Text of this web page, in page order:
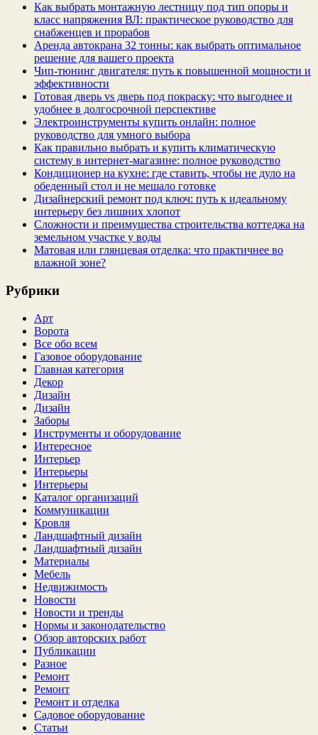
Как выбрать монтажную лестницу под тип опоры и
класс напряжения ВЛ: практическое руководство для
снабженцев и прорабов
Аренда автокрана 32 тонны: как выбрать оптимальное
решение для вашего проекта
Чип‑тюнинг двигателя: путь к повышенной мощности и
эффективности
Готовая дверь vs дверь под покраску: что выгоднее и
удобнее в долгосрочной перспективе
Электроинструменты купить онлайн: полное
руководство для умного выбора
Как правильно выбрать и купить климатическую
систему в интернет‑магазине: полное руководство
Кондиционер на кухне: где ставить, чтобы не дуло на
обеденный стол и не мешало готовке
Дизайнерский ремонт под ключ: путь к идеальному
интерьеру без лишних хлопот
Сложности и преимущества строительства коттеджа на
земельном участке у воды
Матовая или глянцевая отделка: что практичнее во
влажной зоне?
Рубрики
Арт
Ворота
Все обо всем
Газовое оборудование
Главная категория
Декор
Дизайн
Дизайн
Заборы
Инструменты и оборудование
Интересное
Интерьер
Интерьеры
Интерьеры
Каталог организаций
Коммуникации
Кровля
Ландшафтный дизайн
Ландшафтный дизайн
Материалы
Мебель
Недвижимость
Новости
Новости и тренды
Нормы и законодательство
Обзор авторских работ
Публикации
Разное
Ремонт
Ремонт
Ремонт и отделка
Садовое оборудование
Статьи